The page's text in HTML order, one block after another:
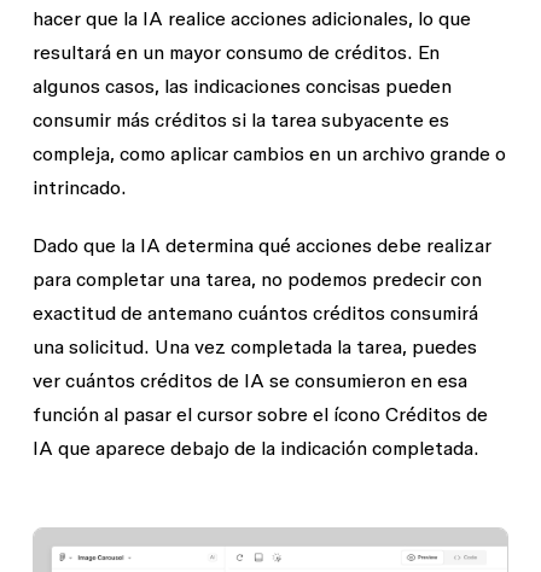
hacer que la IA realice acciones adicionales, lo que
resultará en un mayor consumo de créditos. En
algunos casos, las indicaciones concisas pueden
consumir más créditos si la tarea subyacente es
compleja, como aplicar cambios en un archivo grande o
intrincado.
Dado que la IA determina qué acciones debe realizar
para completar una tarea, no podemos predecir con
exactitud de antemano cuántos créditos consumirá
una solicitud. Una vez completada la tarea, puedes
ver cuántos créditos de IA se consumieron en esa
función al pasar el cursor sobre el ícono Créditos de
IA que aparece debajo de la indicación completada.